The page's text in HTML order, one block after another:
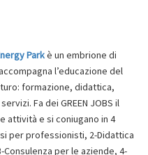
Parkè un embrione di
l’educazione del
formazione, didattica,
Fa dei GREEN JOBS il
attività e si coniugano in 4
per professionisti, 2-Didattica
per le aziende, 4-